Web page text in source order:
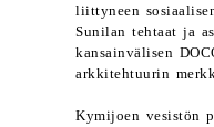
liittyneen
Sunilan tehtaat ja
kansainvälisen
arkkitehtuurin
Kymijoen vesistön